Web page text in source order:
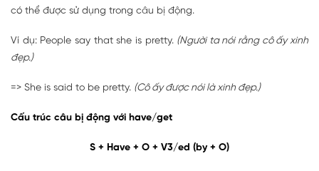
có thể được sử dụng trong câu bị động.
Ví dụ: People say that she is pretty. (Người ta nói rằng cô ấy xinh
đẹp.)
=> She is said to be pretty. (Cô ấy được nói là xinh đẹp.)
Cấu trúc câu bị động với have/get
S + Have + O + V3/ed (by + O)